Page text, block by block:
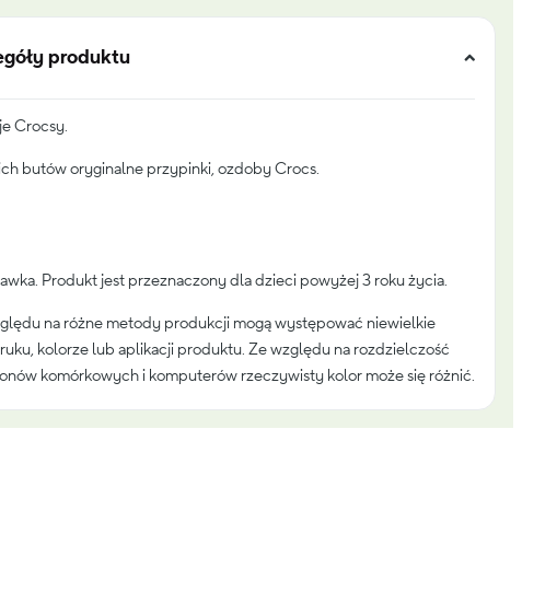
produktu
Crocsy.
butów oryginalne przypinki, ozdoby Crocs.
Produkt jest przeznaczony dla dzieci powyżej 3 roku życia.
na różne metody produkcji mogą występować niewielkie
kolorze lub aplikacji produktu. Ze względu na rozdzielczość
komórkowych i komputerów rzeczywisty kolor może się różnić.